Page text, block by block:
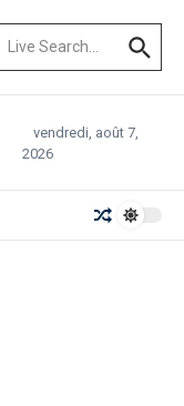
vendredi, août 7,
2026